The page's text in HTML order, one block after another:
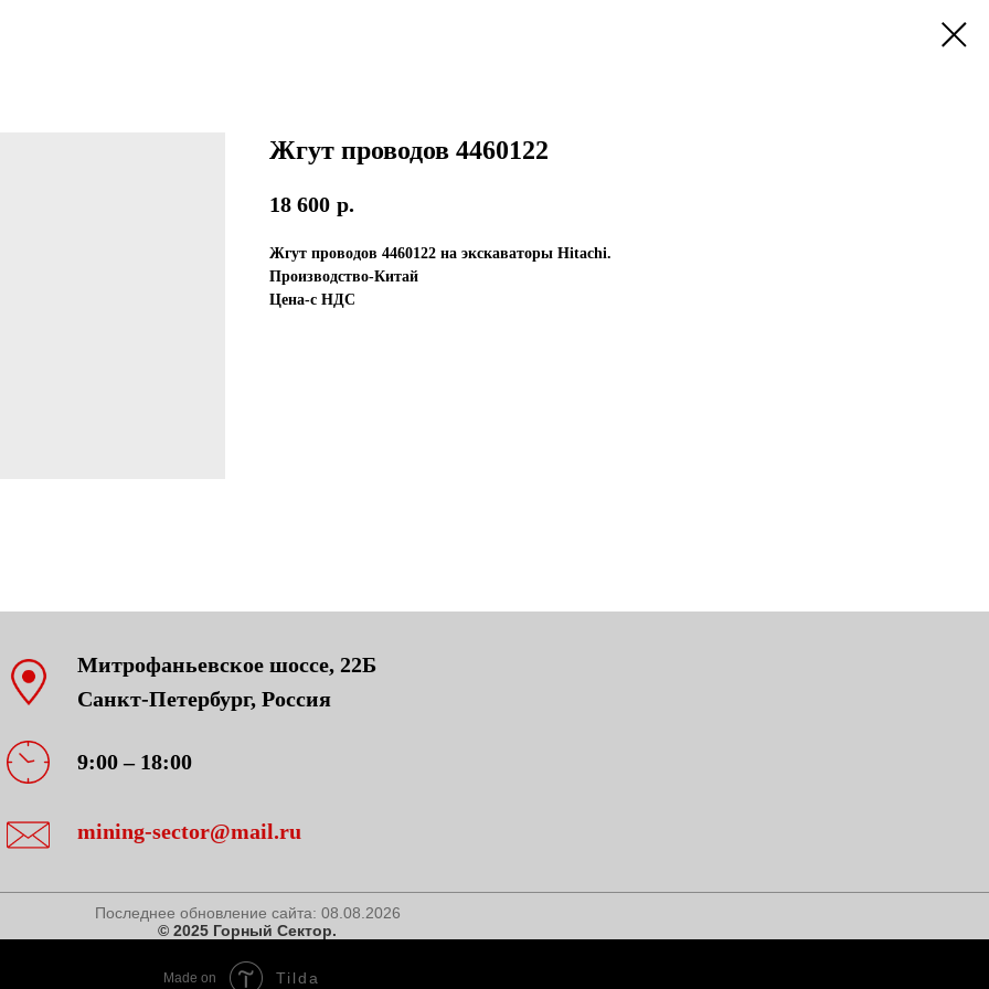
Жгут проводов 4460122
18 600 р.
Жгут проводов 4460122 на экскаваторы Hitachi.
Производство-Китай
Цена-с НДС
Митрофаньевское шоссе, 22Б
Санкт-Петербург, Россия
mining-sector@mail.ru
9:00 – 18:00
Последнее обновление сайта: 08.08.2026
© 2025 Горный Сектор.
Made on Tilda